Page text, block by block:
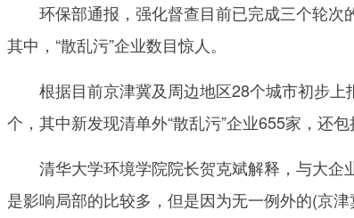
环保部通报，强化督查目前已完成三个轮次
其中，“散乱污”企业数目惊人。
根据目前京津冀及周边地区28个城市初步上
个，其中新发现清单外“散乱污”企业655家，还包
清华大学环境学院院长贺克斌解释，与大企业
是影响局部的比较多，但是因为无一例外的(京